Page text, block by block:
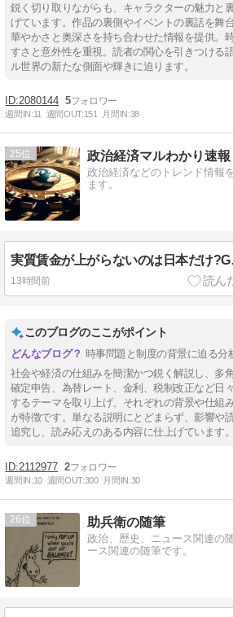
鋭く切り取りながらも、キャラクターの魅力と
げています。作品の裏側やイベントの裏話を舞
華やかさと奥深さを持ち合わせた情報を提供。
すさと意外性を重視。読者の関心を引きつける
ル世界の新たな側面や輝きに迫ります。
2080144 5
週間IN:11 週間OUT:151 月間IN:38
25 政治経済マルわかり速報
政治経済などのトレンド情報
ます。
実質賃金
13時間前
このブログのここがポイント
時事問題と制度の背景に迫る分
社会や経済の仕組みを簡潔かつ鋭く解説し、多
確定申告、為替レート、金利、税制改正など日
するテーマを取り上げ、それぞれの背景や仕組
が特徴です。単なる説明にとどまらず、影響や
追究し、読み応えのある内容に仕上げています。
2112977 2
週間IN:10 週間OUT:300 月間IN:30
26 助兵衛の随筆
政治、歴史、ニュース関連の
ース関連の随筆です。